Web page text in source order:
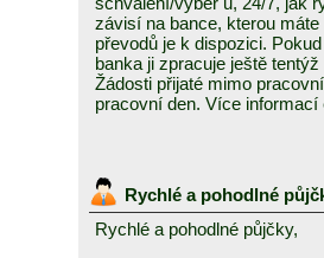
závisí na bance, kterou
převodů je k dispozici.
banka ji zpracuje ještě tentýž
Žádosti přijaté mimo
pracovní den. Více
Rychlé a pohodlné
Rychlé a pohodlné půjčky,